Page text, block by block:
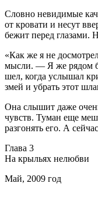
Словно невидимые
от кровати и несут
бежит перед глазами.
«Как же я не
мысли. — Я же рядом
шел, когда услышал
змей и убрать этот
Она слышит даже
чувств. Туман еще
разгонять его. А
Глава 3
На крыльях нелюбви
Май, 2009 год